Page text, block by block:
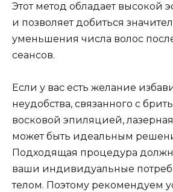
Этот метод обладает высокой
и позволяет добиться
уменьшения числа волос
сеансов.
Если у вас есть желание
неудобства, связанного с
восковой эпиляцией,
может быть идеальным
Подходящая процедура
ваши индивидуальные
телом. Поэтому рекомендуем